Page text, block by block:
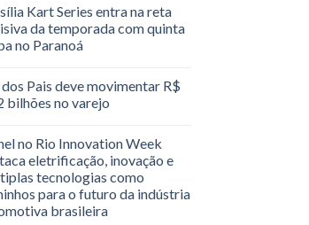
Kart Series entra na reta
da temporada com quinta
no Paranoá
Pais deve movimentar R$
bilhões no varejo
no Rio Innovation Week
eletrificação, inovação e
tecnologias como
para o futuro da indústria
brasileira